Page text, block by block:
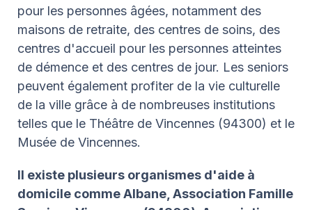
pour les personnes âgées, notamment des
maisons de retraite, des centres de soins, des
centres d'accueil pour les personnes atteintes
de démence et des centres de jour. Les seniors
peuvent également profiter de la vie culturelle
de la ville grâce à de nombreuses institutions
telles que le Théâtre de Vincennes (94300) et le
Musée de Vincennes.
Il existe plusieurs organismes d'aide à
domicile comme Albane, Association Famille